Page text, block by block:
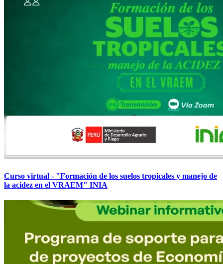
Curso virtual - "Formación de los suelos tropicales y manejo de
la acidez en el VRAEM" INIA